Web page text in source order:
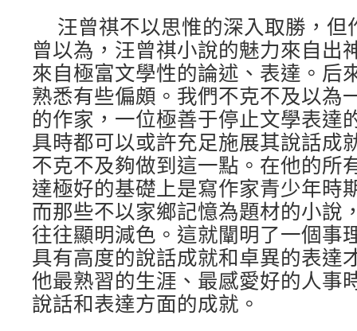
汪曾祺不以思惟的深入取勝，
曾以為，汪曾祺小說的魅力來自出
來自極富文學性的論述、表達。后
熟悉有些偏頗。我們不克不及以為
的作家，一位極善于停止文學表達
具時都可以或許充足施展其說話成
不克不及夠做到這一點。在他的所
達極好的基礎上是寫作家青少年時
而那些不以家鄉記憶為題材的小說
往往顯明減色。這就闡明了一個事
具有高度的說話成就和卓異的表達
他最熟習的生涯、最感愛好的人事
說話和表達方面的成就。